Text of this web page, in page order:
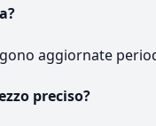
aggiornate
preciso?